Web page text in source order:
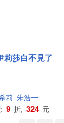
莉莎白不見了
莉 朱浩一
9 折, 324 元